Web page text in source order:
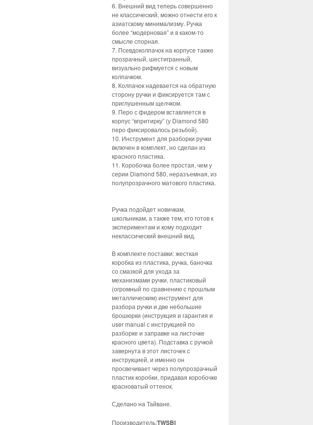
6. Внешний вид теперь совершенно
не классический, можно отнести его к
азиатскому минимализму. Ручка
более “модерновая” и в каком-то
смысле спорная.
7. Псевдоколпачок на корпусе также
прозрачный, шестигранный,
визуально рифмуется с новым
колпачком.
8. Колпачок надевается на обратную
сторону ручки и фиксируется там с
приглушенным щелчком.
9. Перо с фидером вставляется в
корпус “впритирку” (у Diamond 580
перо фиксировалось резьбой).
10. Инструмент для разборки ручки
включен в комплект, но сделан из
красного пластика.
11. Коробочка более простая, чем у
серии Diamond 580, неразъемная, из
полупрозрачного матового пластика.
Ручка подойдет новичкам,
школьникам, а также тем, кто готов к
экспериментам и кому подходит
неклассический внешний вид.
В комплекте поставки: жесткая
коробка из пластика, ручка, баночка
со смазкой для ухода за
механизмами ручки, пластиковый
(огромный по сравнению с прошлым
металлическим) инструмент для
разбора ручки и две небольшие
брошюрки (инструкция и гарантия и
user manual с инструкцией по
разборке и заправке на листочке
красного цвета). Подставка с ручкой
завернута в этот листочек c
инструкцией, и именно он
просвечивает через полупрозрачный
пластик коробки, придавая коробочке
красноватый оттенок.
Сделано на Тайване.
Производитель:TWSBI